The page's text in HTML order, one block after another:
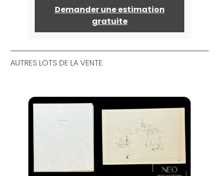
Demander une estimation
gratuite
AUTRES LOTS DE LA VENTE